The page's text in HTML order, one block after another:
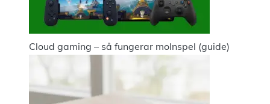
Cloud gaming – så fungerar molnspel (guide)